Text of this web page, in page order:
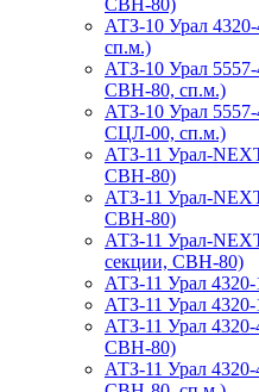
СВН-80)
АТЗ-10 Урал
сп.м.)
АТЗ-10 Урал
СВН-80, сп.м.)
АТЗ-10 Урал
СЦЛ-00, сп.м.)
АТЗ-11 Урал-
СВН-80)
АТЗ-11 Урал-
СВН-80)
АТЗ-11 Урал-
секции, СВН-80)
АТЗ-11 Урал
АТЗ-11 Урал
АТЗ-11 Урал
СВН-80)
АТЗ-11 Урал